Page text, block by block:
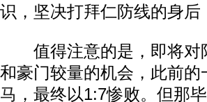
识，坚决打拜仁防线的身
值得注意的是，即将对
和豪门较量的机会，此前
马 ，最终以1:7惨败。但那